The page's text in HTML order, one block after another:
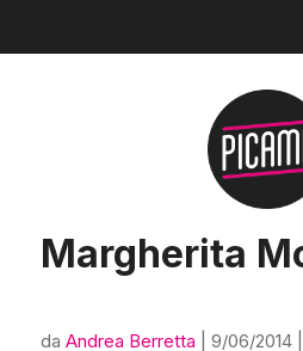
Margherita
da Andrea Berretta 9/06/2014